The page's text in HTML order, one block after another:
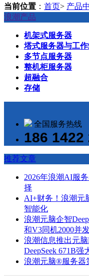
当前位置 ： 首页> 产品
浪潮产品
机架式服务器
塔式服务器与工
多节点服务器
整机柜服务器
超融合
存储
全国服务热线
186 1422
推荐文章
2026年浪潮AI服
择
AI+财务！浪潮元
智能化
浪潮元脑企智
和V3同机2000并
浪潮信息推出元
DeepSeek 671B强
浪潮元脑®服务器